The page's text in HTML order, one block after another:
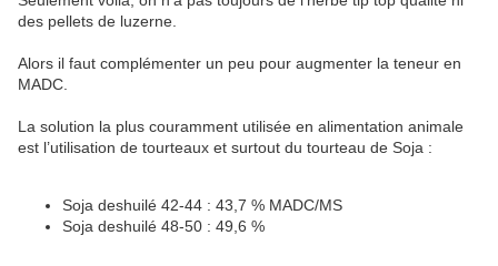
des pellets de luzerne.
Alors il faut complémenter un peu pour augmenter la teneur en
MADC.
La solution la plus couramment utilisée en alimentation animale
est l’utilisation de tourteaux et surtout du tourteau de Soja :
Soja deshuilé 42-44 : 43,7 % MADC/MS
Soja deshuilé 48-50 : 49,6 %